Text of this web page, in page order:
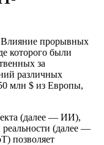
прорывных
которого были
за
различных
млн $ из Европы,
(далее — ИИ),
(далее —
позволяет